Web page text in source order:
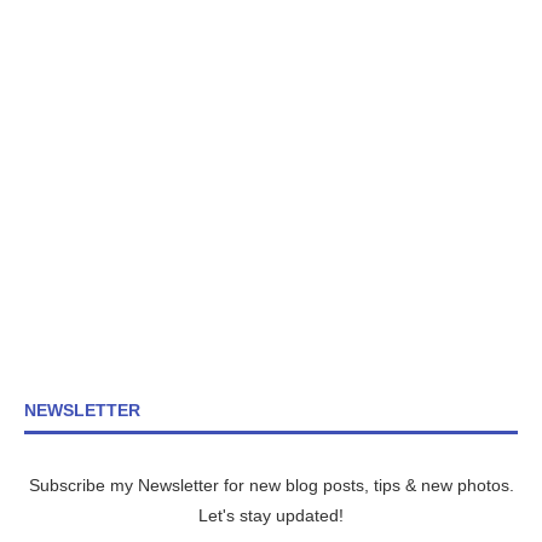
NEWSLETTER
Subscribe my Newsletter for new blog posts, tips & new photos.
Let's stay updated!